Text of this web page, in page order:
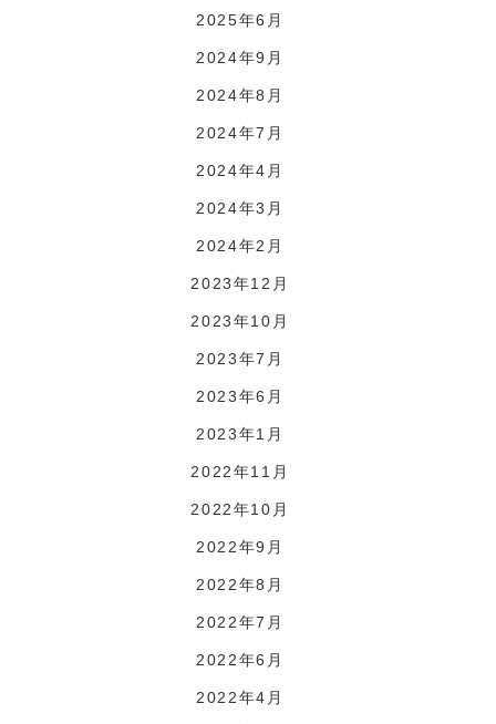
2025年6月
2024年9月
2024年8月
2024年7月
2024年4月
2024年3月
2024年2月
2023年12月
2023年10月
2023年7月
2023年6月
2023年1月
2022年11月
2022年10月
2022年9月
2022年8月
2022年7月
2022年6月
2022年4月